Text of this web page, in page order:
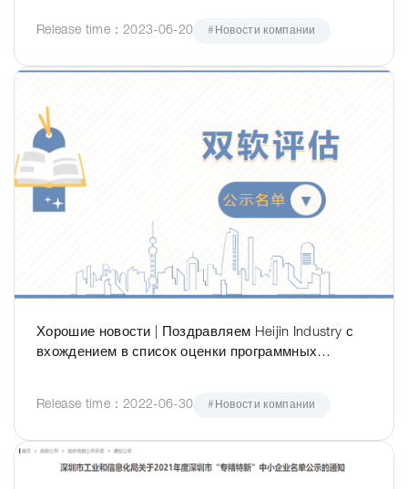
Release time：2023-06-20 #Новости компании
Хорошие новости | Поздравляем Heijin Industry с
вхождением в список оценки программных
Release time：2022-06-30 #Новости компании